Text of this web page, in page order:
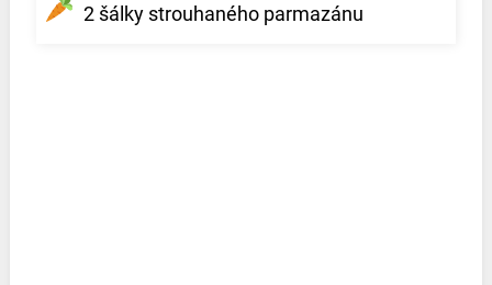
2 šálky strouhaného parmazánu